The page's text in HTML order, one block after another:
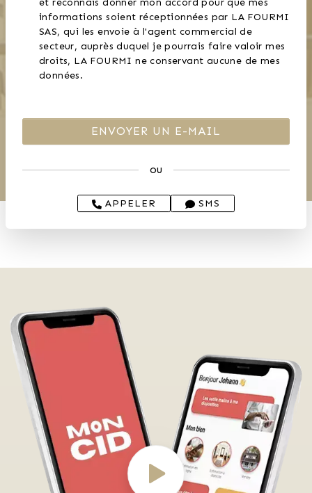
et reconnais donner mon accord pour que mes
informations soient réceptionnées par LA FOURMI
SAS, qui les envoie à l'agent commercial de
secteur, auprès duquel je pourrais faire valoir mes
droits, LA FOURMI ne conservant aucune de mes
données.
ou
APPELER SMS